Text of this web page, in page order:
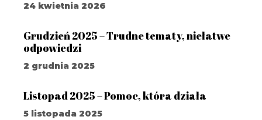
24 kwietnia 2026
Grudzień 2025 – Trudne tematy, niełatwe
odpowiedzi
2 grudnia 2025
Listopad 2025 – Pomoc, która działa
5 listopada 2025